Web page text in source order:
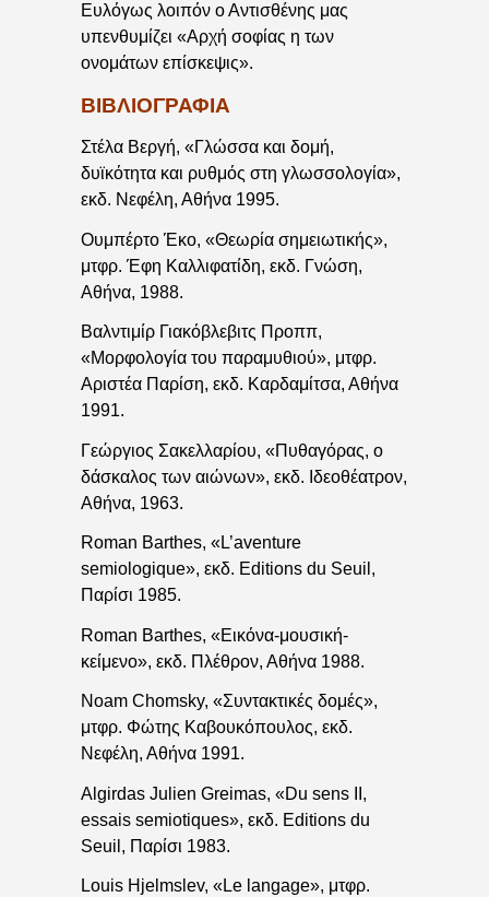
Ευλόγως λοιπόν ο Αντισθένης μας
υπενθυμίζει «Αρχή σοφίας η των
ονομάτων επίσκεψις».
ΒΙΒΛΙΟΓΡΑΦΙΑ
Στέλα Βεργή, «Γλώσσα και δομή,
δυϊκότητα και ρυθμός στη γλωσσολογία»,
εκδ. Νεφέλη, Αθήνα 1995.
Ουμπέρτο Έκο, «Θεωρία σημειωτικής»,
μτφρ. Έφη Καλλιφατίδη, εκδ. Γνώση,
Αθήνα, 1988.
Βαλντιμίρ Γιακόβλεβιτς Προππ,
«Μορφολογία του παραμυθιού», μτφρ.
Αριστέα Παρίση, εκδ. Καρδαμίτσα, Αθήνα
1991.
Γεώργιος Σακελλαρίου, «Πυθαγόρας, ο
δάσκαλος των αιώνων», εκδ. Ιδεοθέατρον,
Αθήνα, 1963.
Roman Barthes, «L’aventure
semiologique», εκδ. Editions du Seuil,
Παρίσι 1985.
Roman Barthes, «Εικόνα-μουσική-
κείμενο», εκδ. Πλέθρον, Αθήνα 1988.
Noam Chomsky, «Συντακτικές δομές»,
μτφρ. Φώτης Καβουκόπουλος, εκδ.
Νεφέλη, Αθήνα 1991.
Algirdas Julien Greimas, «Du sens II,
essais semiotiques», εκδ. Editions du
Seuil, Παρίσι 1983.
Louis Hjelmslev, «Le langage», μτφρ.